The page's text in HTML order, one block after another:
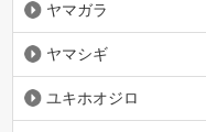
ヤマガラ
ヤマシギ
ユキホオジロ